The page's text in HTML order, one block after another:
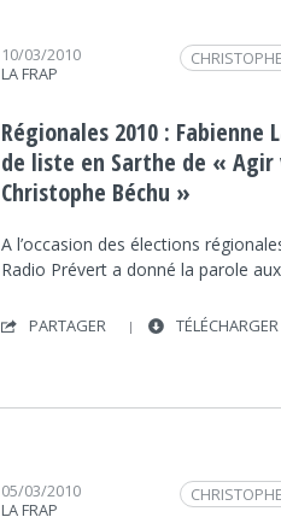
10/03/2010
LA FRAP
FRAP INFO
UMP
Régionales 2010 :
de liste en Sarthe de «
Christophe Béchu »
A l’occasion des élections
Radio Prévert a donné la parole
PARTAGER TÉLÉCHARGER
05/03/2010
LA FRAP